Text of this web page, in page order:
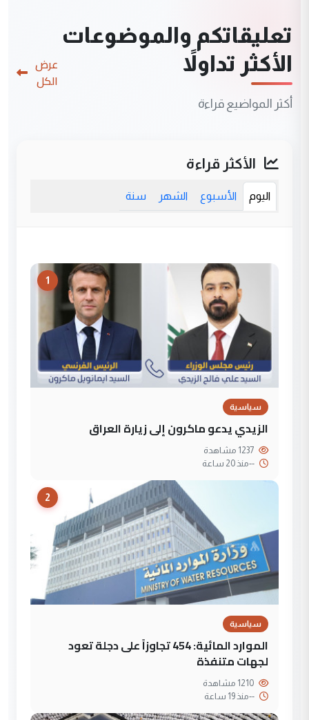
تعليقاتكم والموضوعات
الأكثر تداولاً
أكثر المواضيع قراءة
عرض
الكل
الأكثر قراءة
اليوم الأسبوع الشهر سنة
1
سياسية
الزيدي يدعو ماكرون إلى زيارة العراق
--منذ 20 ساعة
2
سياسية
الموارد المائية: 454 تجاوزاً على دجلة تعود
لجهات متنفذة
--منذ 19 ساعة